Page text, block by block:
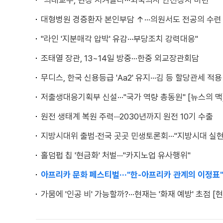
대형병원 경증환자 본인부담 ↑···의원서도 전공의 수련
"라인 '지분매각 압박' 유감···부당조치 강력대응"
조태열 장관, 13~14일 방중···한중 외교장관회담
무디스, 한국 신용등급 'Aa2' 유지···김 등 할당관세 적용
저출생대응기획부 신설···"국가 역량 총동원" [뉴스의
원전 생태계 복원 주력···2030년까지 원전 10기 수출
지방시대위 출범·전국 곳곳 민생토론회···"지방시대 실
홀덤펍 칩 '현금화' 처벌···"카지노업 유사행위"
아프리카 문화 페스티벌···"한-아프리카 관계의 이정표"
가뭄에 '인공 비' 가능할까?···현재는 '화재 예방' 초점 [